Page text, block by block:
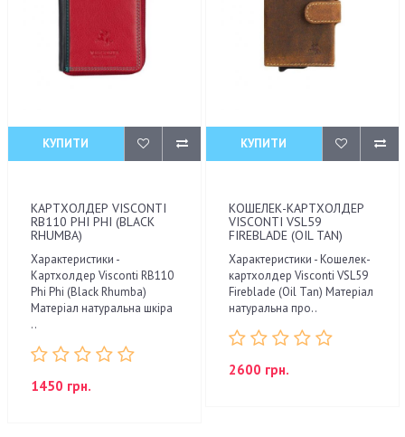
КУПИТИ
КАРТХОЛДЕР VISCONTI
RB110 PHI PHI (BLACK
RHUMBA)
Характеристики -
Картхолдер Visconti RB110
Phi Phi (Black Rhumba)
Матеріал натуральна шкіра
..
1450 грн.
КУПИТИ
КОШЕЛЕК-КАРТХОЛДЕР
VISCONTI VSL59
FIREBLADE (OIL TAN)
Характеристики - Кошелек-
картхолдер Visconti VSL59
Fireblade (Oil Tan) Матеріал
натуральна про..
2600 грн.